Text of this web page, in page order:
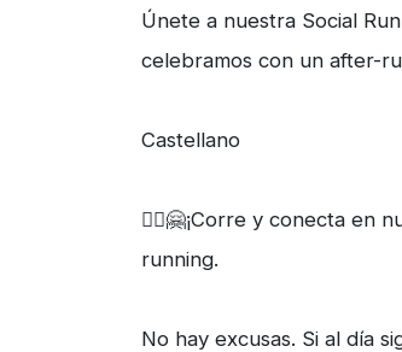
Únete a nuestra Social
celebramos con un after-
Castellano
🏃‍♀️🤗¡Corre y conecta en
running.
No hay excusas. Si al día